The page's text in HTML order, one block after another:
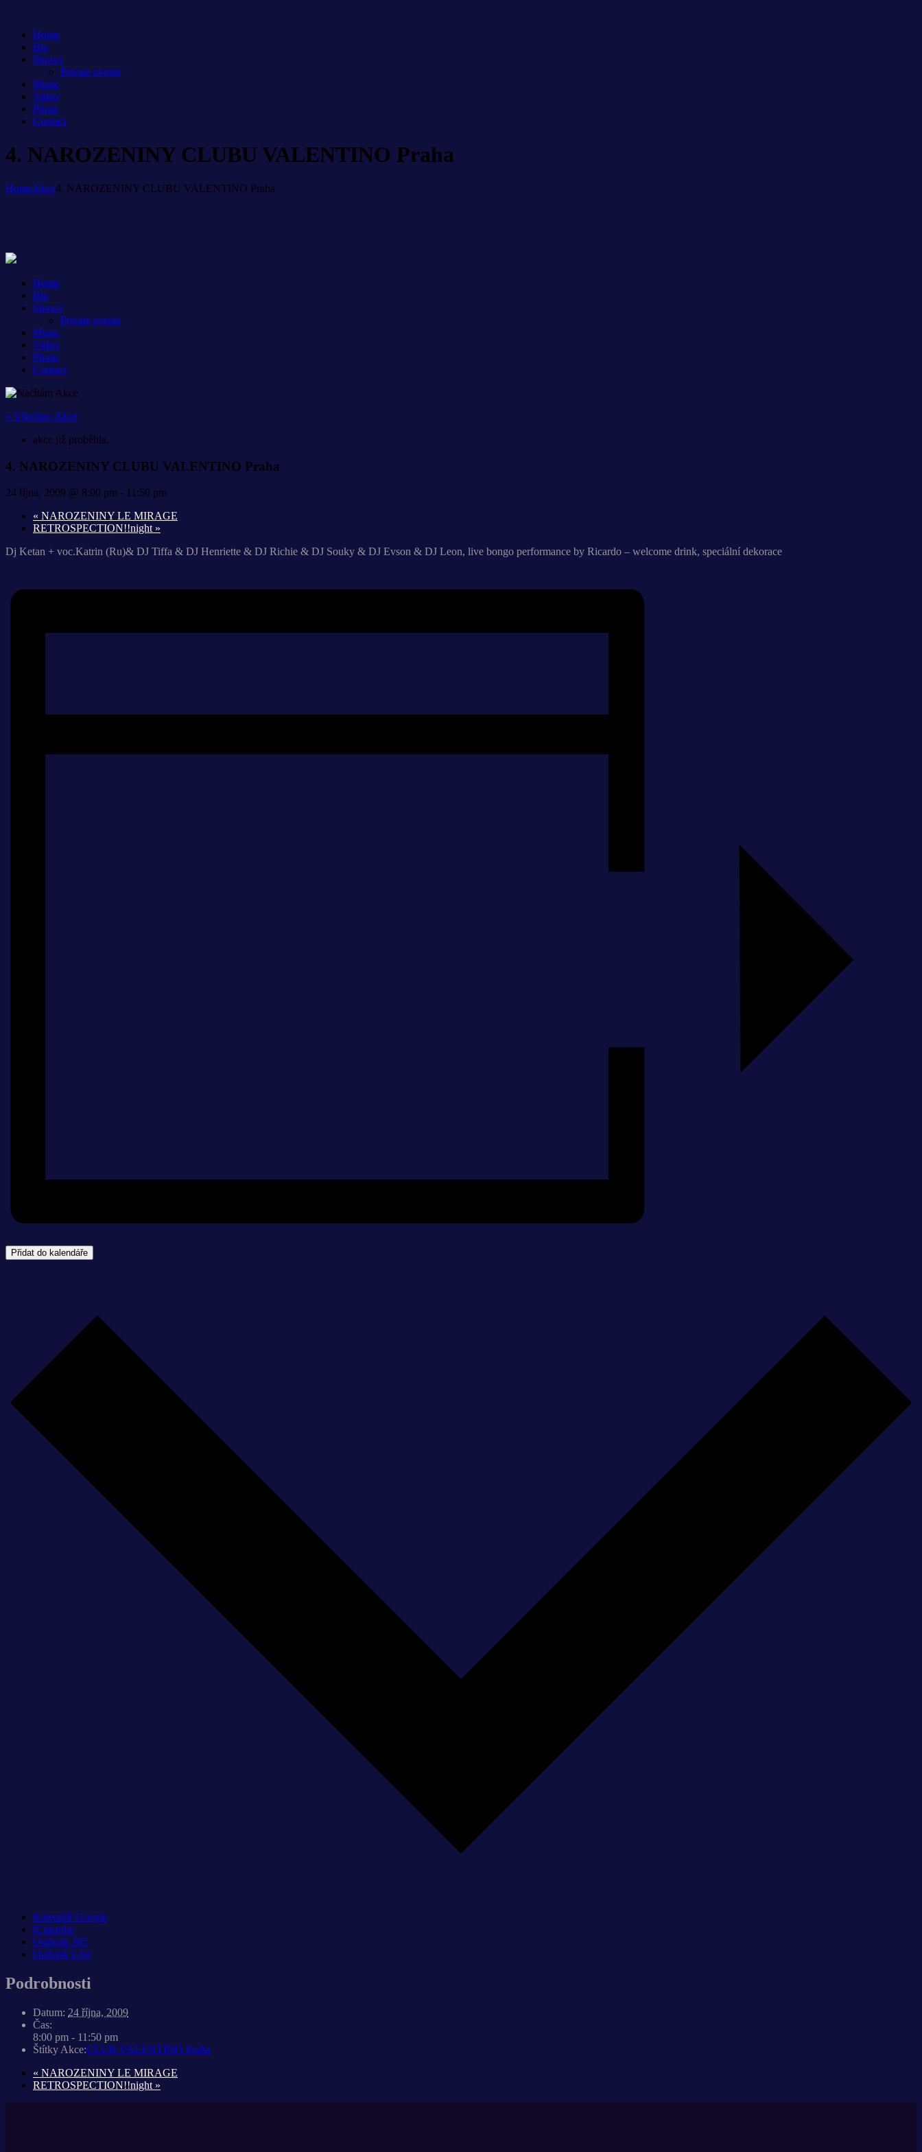
Home
Bio
Shows
Private events
Music
Video
Photo
Contact
4. NAROZENINY CLUBU VALENTINO Praha
HomeAkce4. NAROZENINY CLUBU VALENTINO Praha
Home
Bio
Shows
Private events
Music
Video
Photo
Contact
« Všechny Akce
akce již proběhla.
4. NAROZENINY CLUBU VALENTINO Praha
24 října, 2009 @ 8:00 pm - 11:50 pm
« NAROZENINY LE MIRAGE
RETROSPECTION!!night »
Dj Ketan + voc.Katrin (Ru)& DJ Tiffa & DJ Henriette & DJ Richie & DJ Souky & DJ Evson & DJ Leon, live bongo performance by Ricardo – welcome drink, speciální dekorace
Přidat do kalendáře
Kalendář Google
iCalendar
Outlook 365
Outlook Live
Podrobnosti
Datum: 24 října, 2009
Čas:
8:00 pm - 11:50 pm
Štítky Akce:CLUB VALENTINO Praha
« NAROZENINY LE MIRAGE
RETROSPECTION!!night »